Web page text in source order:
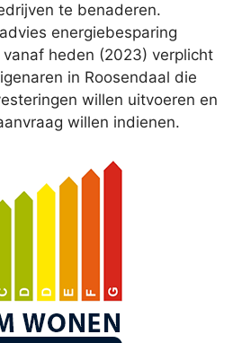
te benaderen.
energiebesparing
heden (2023) verplicht
in Roosendaal die
willen uitvoeren en
willen indienen.